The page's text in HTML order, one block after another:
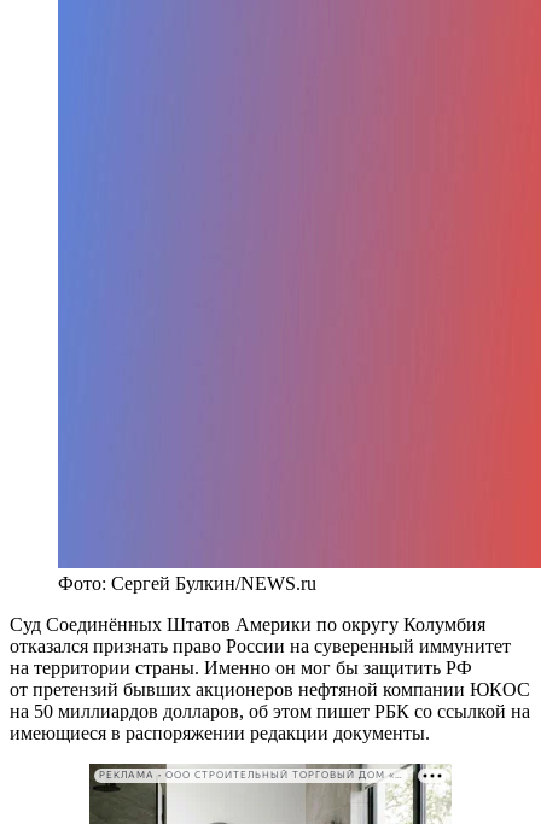
Фото: Сергей Булкин/NEWS.ru
Суд Соединённых Штатов Америки по округу Колумбия
отказался признать право России на суверенный иммунитет
на территории страны. Именно он мог бы защитить РФ
от претензий бывших акционеров нефтяной компании ЮКОС
на 50 миллиардов долларов, об этом пишет РБК со ссылкой на
имеющиеся в распоряжении редакции документы.
РЕКЛАМА • ООО СТРОИТЕЛЬНЫЙ ТОРГОВЫЙ ДОМ «ПЕТРОВИЧ». ИНН: 7802348846